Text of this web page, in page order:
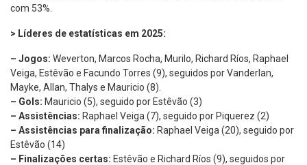
com 53%.
> Líderes de estatísticas em 2025:
– Jogos: Weverton, Marcos Rocha, Murilo, Richard Ríos, Raphael
Veiga, Estêvão e Facundo Torres (9), seguidos por Vanderlan,
Mayke, Allan, Thalys e Mauricio (8).
– Gols: Mauricio (5), seguido por Estêvão (3)
– Assistências: Raphael Veiga (7), seguido por Piquerez (2)
– Assistências para finalização: Raphael Veiga (20), seguido por
Estêvão (14)
– Finalizações certas: Estêvão e Richard Ríos (9), seguidos por